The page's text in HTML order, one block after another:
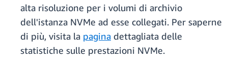
alta risoluzione per i volumi di archivio
dell'istanza NVMe ad esse collegati. Per saperne
di più, visita la pagina dettagliata delle
statistiche sulle prestazioni NVMe.